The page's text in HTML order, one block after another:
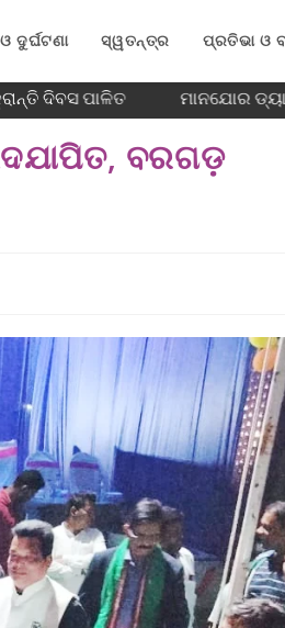
ଦୁର୍ଘଟଣା ସ୍ୱତନ୍ତ୍ର ପ୍ରତିଭା ଓ
ଦିବସ ପାଳିତ ମାନଯୋର
ବରଗଡ଼